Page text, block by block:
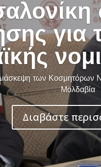
για
των Κοσμητόρων
Μολδαβία
Διαβάστε